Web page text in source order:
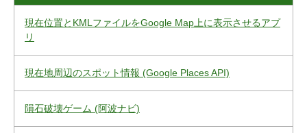
現在位置とKMLファイルをGoogle Map上に表示させるアプ
リ
現在地周辺のスポット情報 (Google Places API)
隕石破壊ゲーム (阿波ナビ)